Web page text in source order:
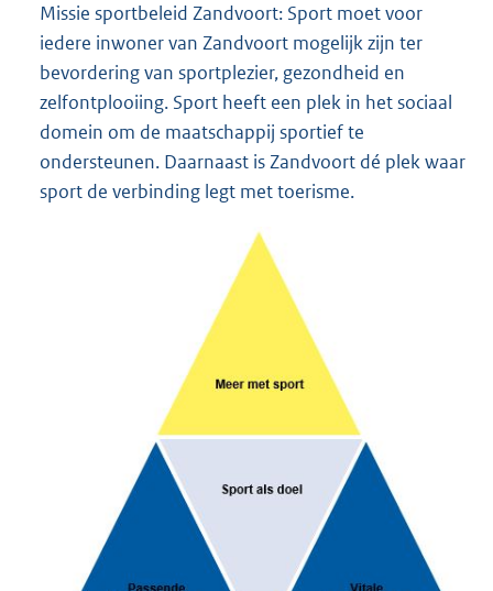
Missie sportbeleid Zandvoort: Sport moet voor
iedere inwoner van Zandvoort mogelijk zijn ter
bevordering van sportplezier, gezondheid en
zelfontplooiing. Sport heeft een plek in het sociaal
domein om de maatschappij sportief te
ondersteunen. Daarnaast is Zandvoort dé plek waar
sport de verbinding legt met toerisme.